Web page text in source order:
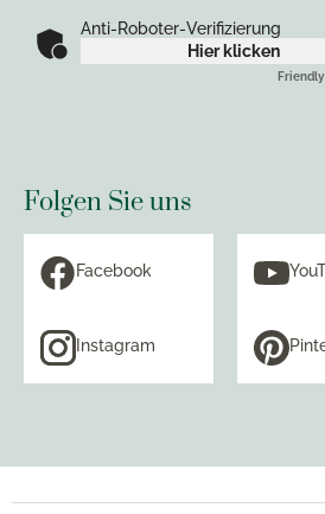
Anti-Roboter-Verifizierung
Hier klicken
Friendly
Folgen Sie uns
Facebook
Instagram